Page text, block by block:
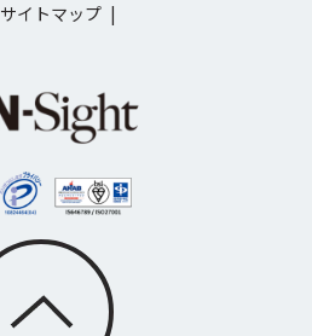
サイトマップ